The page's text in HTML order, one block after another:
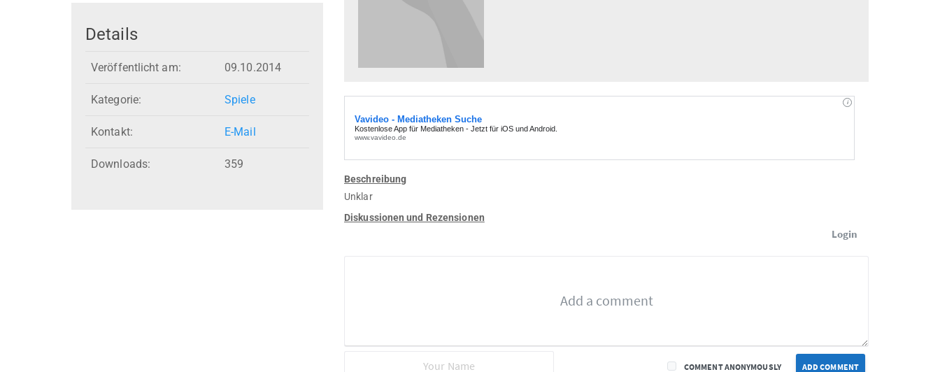
Details
Veröffentlicht am: 09.10.2014
Kategorie: Spiele
Kontakt: E-Mail
Downloads: 359
Beschreibung
Unklar
Diskussionen und Rezensionen
Login
ADD COMMENT
COMMENT ANONYMOUSLY